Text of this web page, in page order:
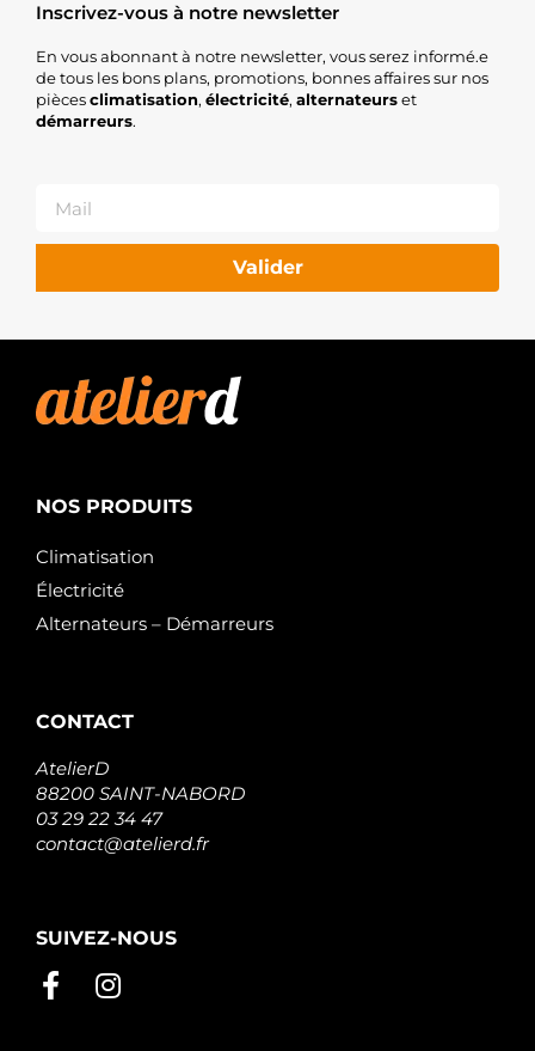
Inscrivez-vous à notre newsletter
En vous abonnant à notre newsletter, vous serez informé.e
de tous les bons plans, promotions, bonnes affaires sur nos
piècesclimatisation, électricité, alternateurset
démarreurs.
Valider
NOS PRODUITS
Climatisation
Électricité
Alternateurs – Démarreurs
CONTACT
AtelierD
88200 SAINT-NABORD
03 29 22 34 47
contact@atelierd.fr
SUIVEZ-NOUS